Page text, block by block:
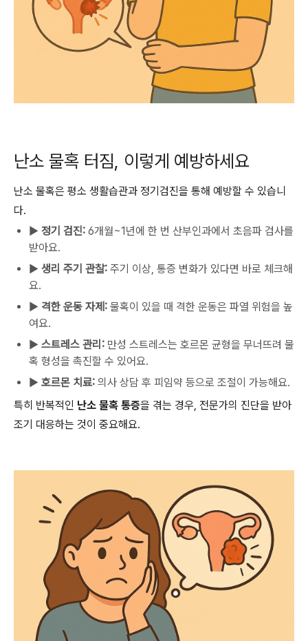
난소 물혹 터짐, 이렇게 예방하세요
난소 물혹은 평소 생활습관과 정기검진을 통해 예방할 수 있습니
다.
▶ 정기 검진: 6개월~1년에 한 번 산부인과에서 초음파 검사를
받아요.
▶ 생리 주기 관찰: 주기 이상, 통증 변화가 있다면 바로 체크해
요.
▶ 격한 운동 자제: 물혹이 있을 때 격한 운동은 파열 위험을 높
여요.
▶ 스트레스 관리: 만성 스트레스는 호르몬 균형을 무너뜨려 물
혹 형성을 촉진할 수 있어요.
▶ 호르몬 치료: 의사 상담 후 피임약 등으로 조절이 가능해요.
특히 반복적인 난소 물혹 통증을 겪는 경우, 전문가의 진단을 받아
조기 대응하는 것이 중요해요.